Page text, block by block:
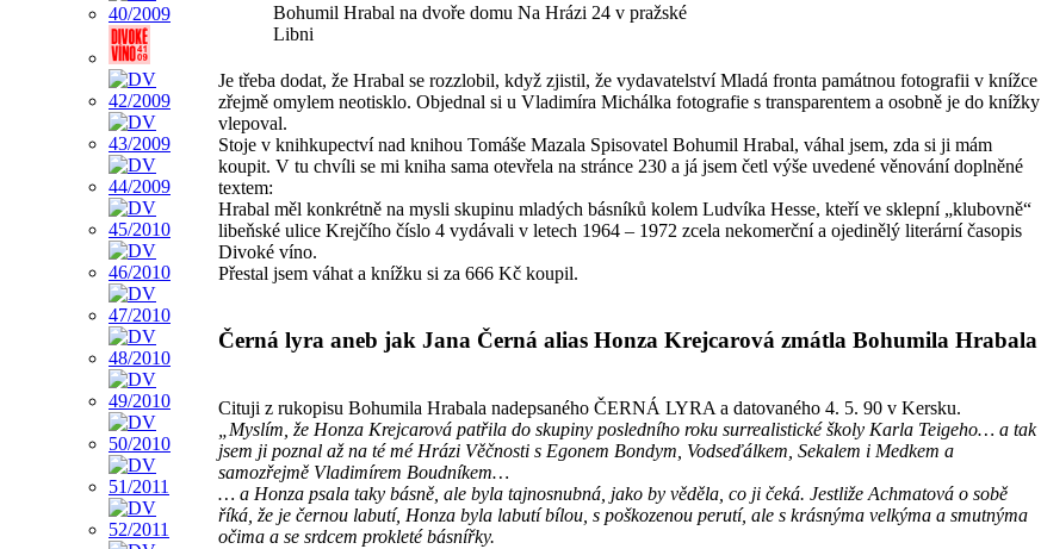
Bohumil Hrabal na dvoře domu Na Hrázi 24 v pražské
Libni
Je třeba dodat, že Hrabal se rozzlobil, když zjistil, že vydavatelství Mladá fronta památnou fotografii v knížce
zřejmě omylem neotisklo. Objednal si u Vladimíra Michálka fotografie s transparentem a osobně je do knížky
vlepoval.
Stoje v knihkupectví nad knihou Tomáše Mazala Spisovatel Bohumil Hrabal, váhal jsem, zda si ji mám
koupit. V tu chvíli se mi kniha sama otevřela na stránce 230 a já jsem četl výše uvedené věnování doplněné
textem:
Hrabal měl konkrétně na mysli skupinu mladých básníků kolem Ludvíka Hesse, kteří ve sklepní „klubovně“
libeňské ulice Krejčího číslo 4 vydávali v letech 1964 – 1972 zcela nekomerční a ojedinělý literární časopis
Divoké víno.
Přestal jsem váhat a knížku si za 666 Kč koupil.
Černá lyra aneb jak Jana Černá alias Honza Krejcarová zmátla Bohumila Hrabala
Cituji z rukopisu Bohumila Hrabala nadepsaného ČERNÁ LYRA a datovaného 4. 5. 90 v Kersku.
„Myslím, že Honza Krejcarová patřila do skupiny posledního roku surrealistické školy Karla Teigeho… a tak
jsem ji poznal až na té mé Hrázi Věčnosti s Egonem Bondym, Vodseďálkem, Sekalem i Medkem a
samozřejmě Vladimírem Boudníkem…
… a Honza psala taky básně, ale byla tajnosnubná, jako by věděla, co ji čeká. Jestliže Achmatová o sobě
říká, že je černou labutí, Honza byla labutí bílou, s poškozenou perutí, ale s krásnýma velkýma a smutnýma
očima a se srdcem prokleté básnířky.